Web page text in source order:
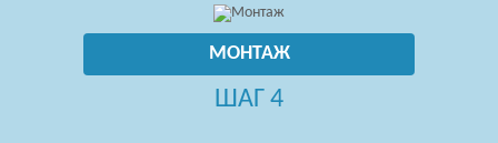
МОНТАЖ
ШАГ 4